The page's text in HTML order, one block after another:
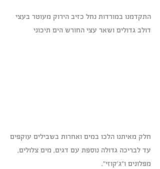
התקדמנו במורדות נחל כזיב הירוק מעוטר בעצי
דולב גדולים ושאר עצי החורש הים תיכוני
חלק מאיתנו הלכו במים ואחרות בשבילים עוקפים
עד לבריכה גדולה נוספת עם דגים, מים צלולים,
מפלונים ו"ג'קוזי".